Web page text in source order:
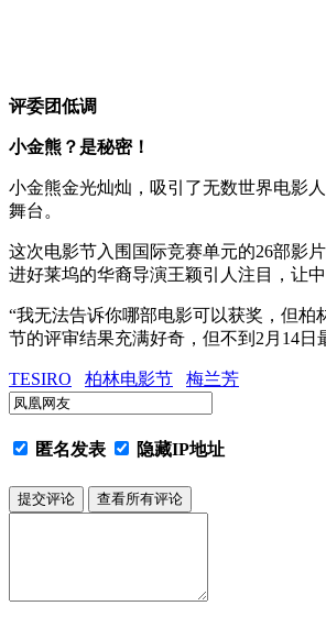
评委团低调
小金熊？是秘密！
小金熊金光灿灿，吸引了无数世界电影
舞台。
这次电影节入围国际竞赛单元的26部影
进好莱坞的华裔导演王颖引人注目，让
“我无法告诉你哪部电影可以获奖，但
节的评审结果充满好奇，但不到2月14
TESIRO 柏林电影节 梅兰芳
匿名发表 隐藏IP地址